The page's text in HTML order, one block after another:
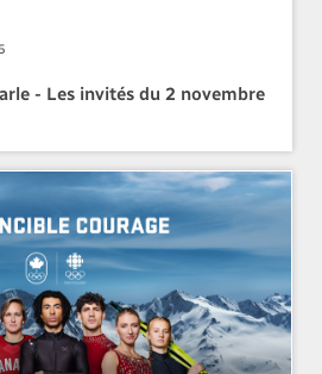
- Les invités du 2 novembre